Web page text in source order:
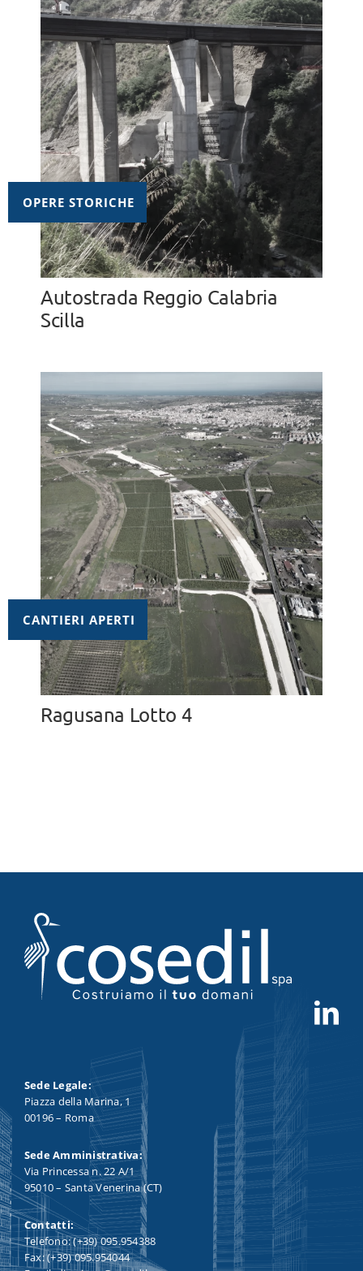
OPERE STORICHE
Autostrada Reggio Calabria
Scilla
CANTIERI APERTI
Ragusana Lotto 4
Sede Legale:
Piazza della Marina, 1
00196 – Roma
Sede Amministrativa:
Via Princessa n. 22 A/1
95010 – Santa Venerina (CT)
Contatti:
Telefono: (+39) 095.954388
Fax: (+39) 095.954044